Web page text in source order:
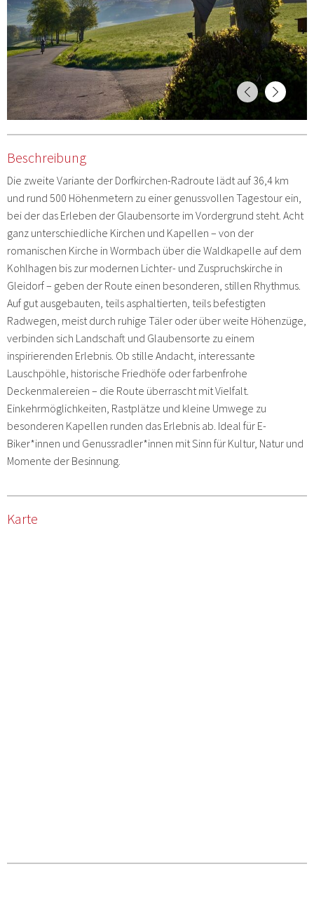
Beschreibung
Die zweite Variante der Dorfkirchen-Radroute lädt auf 36,4 km
und rund 500 Höhenmetern zu einer genussvollen Tagestour ein,
bei der das Erleben der Glaubensorte im Vordergrund steht. Acht
ganz unterschiedliche Kirchen und Kapellen – von der
romanischen Kirche in Wormbach über die Waldkapelle auf dem
Kohlhagen bis zur modernen Lichter- und Zuspruchskirche in
Gleidorf – geben der Route einen besonderen, stillen Rhythmus.
Auf gut ausgebauten, teils asphaltierten, teils befestigten
Radwegen, meist durch ruhige Täler oder über weite Höhenzüge,
verbinden sich Landschaft und Glaubensorte zu einem
inspirierenden Erlebnis. Ob stille Andacht, interessante
Lauschpöhle, historische Friedhöfe oder farbenfrohe
Deckenmalereien – die Route überrascht mit Vielfalt.
Einkehrmöglichkeiten, Rastplätze und kleine Umwege zu
besonderen Kapellen runden das Erlebnis ab. Ideal für E-
Biker*innen und Genussradler*innen mit Sinn für Kultur, Natur und
Momente der Besinnung.
Karte